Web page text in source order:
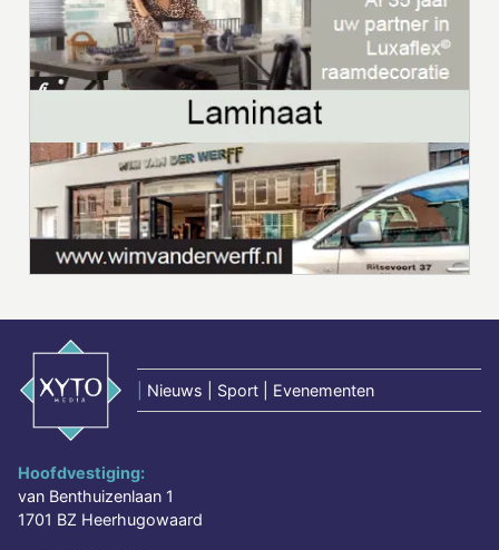
Nieuws | Sport | Evenementen
Hoofdvestiging:
van Benthuizenlaan 1
1701 BZ Heerhugowaard